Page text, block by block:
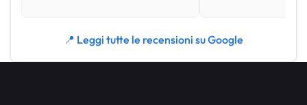
📍 Leggi tutte le recensioni su Google